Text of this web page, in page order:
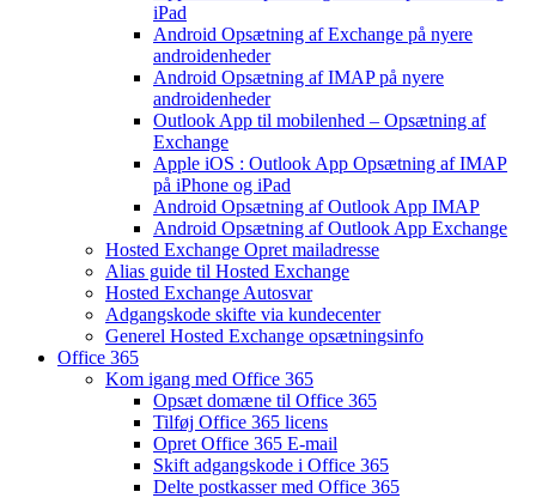
iPad
Android Opsætning af Exchange på nyere
androidenheder
Android Opsætning af IMAP på nyere
androidenheder
Outlook App til mobilenhed – Opsætning af
Exchange
Apple iOS : Outlook App Opsætning af IMAP
på iPhone og iPad
Android Opsætning af Outlook App IMAP
Android Opsætning af Outlook App Exchange
Hosted Exchange Opret mailadresse
Alias guide til Hosted Exchange
Hosted Exchange Autosvar
Adgangskode skifte via kundecenter
Generel Hosted Exchange opsætningsinfo
Office 365
Kom igang med Office 365
Opsæt domæne til Office 365
Tilføj Office 365 licens
Opret Office 365 E-mail
Skift adgangskode i Office 365
Delte postkasser med Office 365